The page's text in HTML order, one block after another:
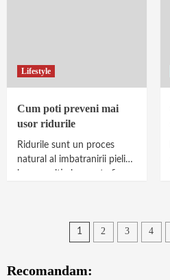
Lifestyle
Cum poti preveni mai
usor ridurile
Ridurile sunt un proces
natural al imbatranirii pielii,
Paginație
1 2 3 4
Recomandam: